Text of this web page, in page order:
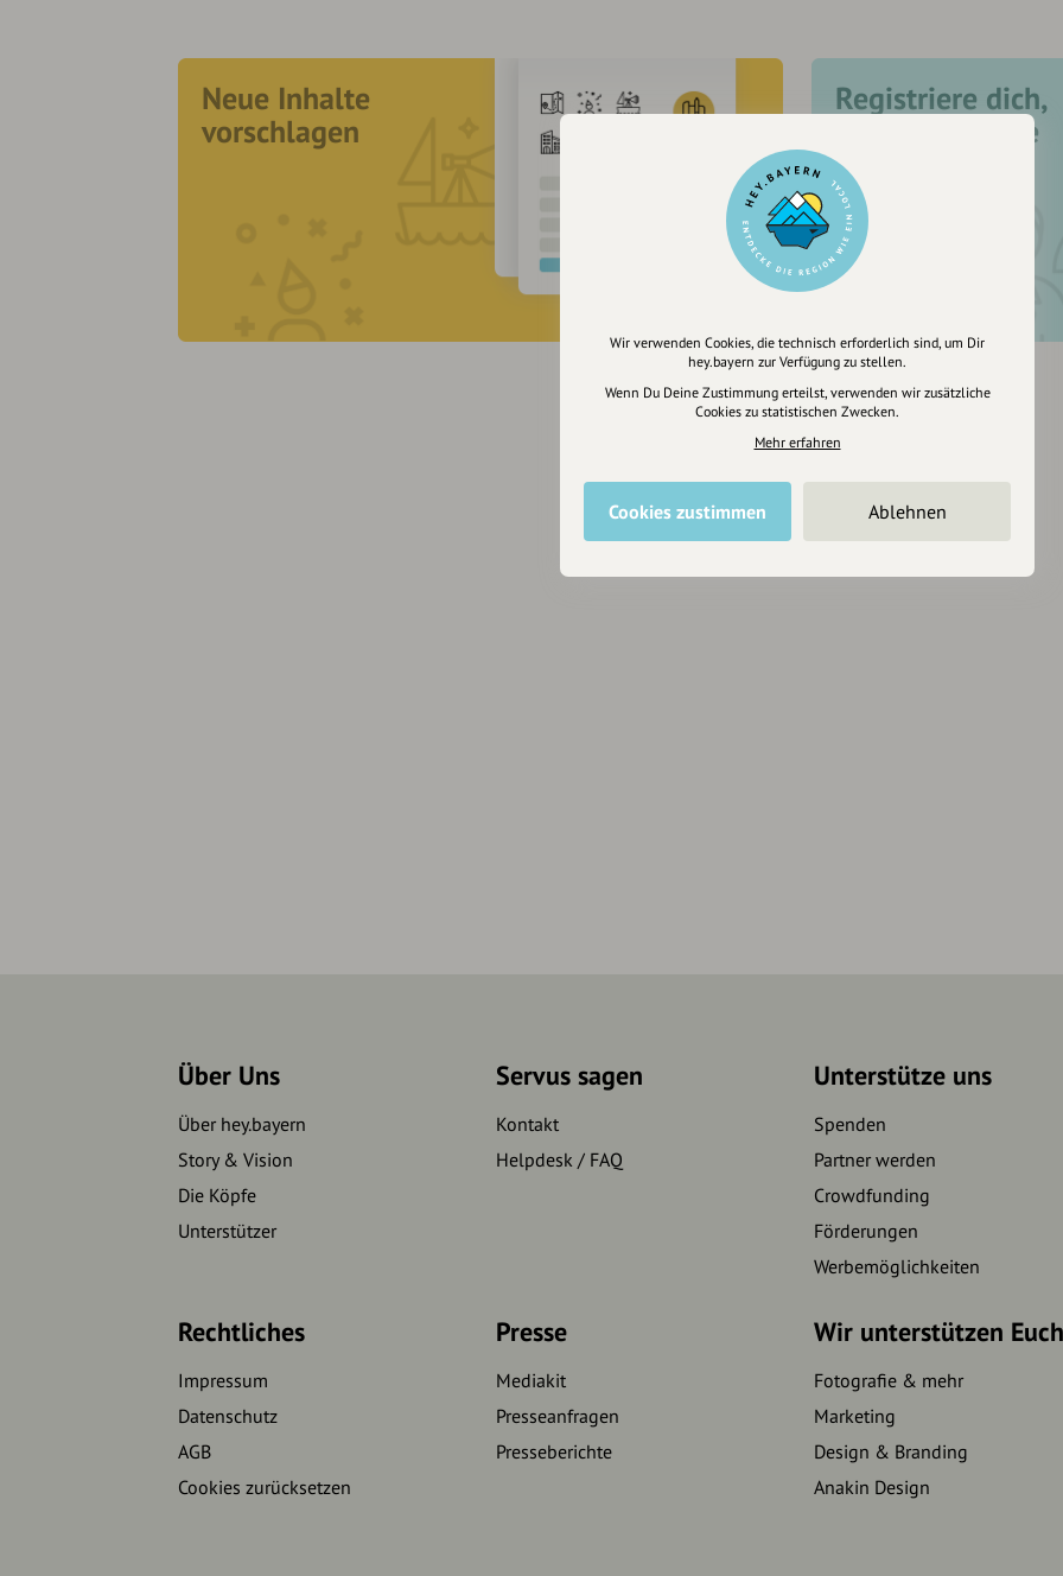
Neue Inhalte
vorschlagen
Registriere dich,
um dir Einträge
zu merken
Über Uns
Über hey.bayern
Story & Vision
Die Köpfe
Unterstützer
Servus sagen
Kontakt
Helpdesk / FAQ
Unterstütze uns
Spenden
Partner werden
Crowdfunding
Förderungen
Werbemöglichkeiten
Rechtliches
Impressum
Datenschutz
AGB
Cookies zurücksetzen
Presse
Mediakit
Presseanfragen
Presseberichte
Wir unterstützen Euch
Fotografie & mehr
Marketing
Design & Branding
Anakin Design
Wir verwenden Cookies, die technisch erforderlich sind, um Dir
hey.bayern zur Verfügung zu stellen.
Wenn Du Deine Zustimmung erteilst, verwenden wir zusätzliche
Cookies zu statistischen Zwecken.
Mehr erfahren
Cookies zustimmen Ablehnen